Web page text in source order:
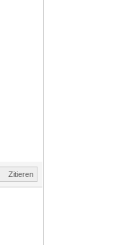
Zitieren